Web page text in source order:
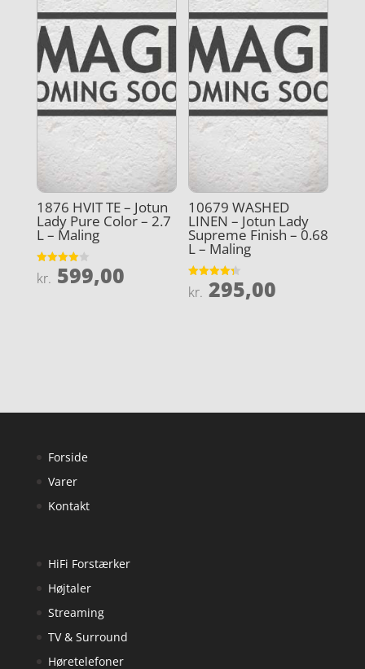
1876 HVIT TE – Jotun
Lady Pure Color – 2.7
L – Maling
Vurderet
4
kr. 599,00
10679 WASHED
LINEN – Jotun Lady
Supreme Finish – 0.68
L – Maling
Vurderet
4.3
kr. 295,00
Forside
Varer
Kontakt
HiFi Forstærker
Højtaler
Streaming
TV & Surround
Høretelefoner